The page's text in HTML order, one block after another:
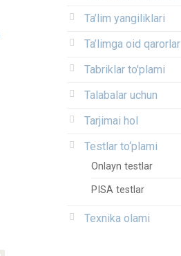
Ta’lim yangiliklari
Ta’limga oid qarorlar
Tabriklar to'plami
Talabalar uchun
Tarjimai hol
Testlar to‘plami
Onlayn testlar
PISA testlar
Texnika olami